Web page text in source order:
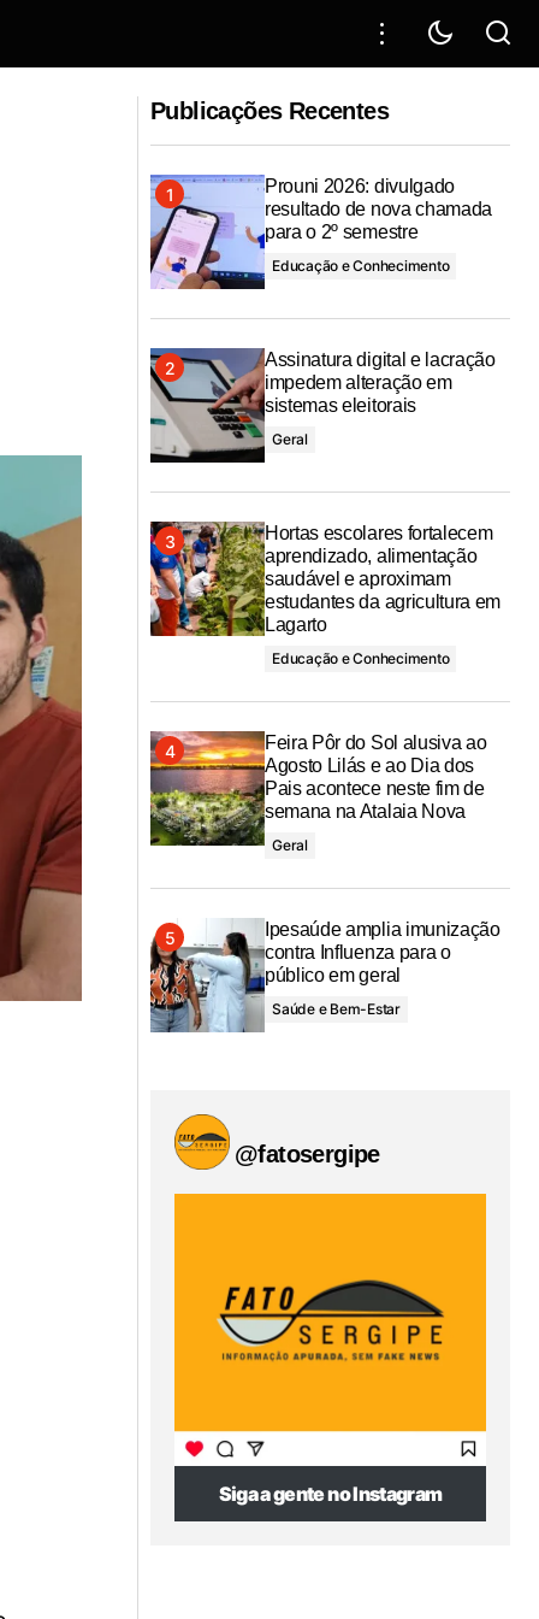
como articulação com Lula garantiu R$
1,5 bilhão para transformar Sergipe
Publicações Recentes
Prouni 2026: divulgado
resultado de nova chamada
para o 2º semestre
Educação e Conhecimento
Assinatura digital e lacração
impedem alteração em
sistemas eleitorais
Geral
Hortas escolares fortalecem
aprendizado, alimentação
saudável e aproximam
estudantes da agricultura em
Lagarto
Educação e Conhecimento
Feira Pôr do Sol alusiva ao
Agosto Lilás e ao Dia dos
Pais acontece neste fim de
semana na Atalaia Nova
Geral
Ipesaúde amplia imunização
contra Influenza para o
público em geral
Saúde e Bem-Estar
@fatosergipe
Siga a gente no Instagram